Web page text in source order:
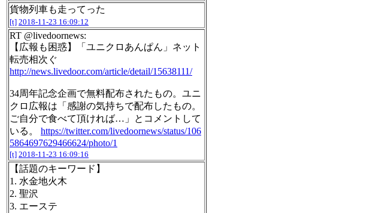
貨物列車も走ってった
[t] 2018-11-23 16:09:12
RT @livedoornews:
【広報も困惑】「ユニクロあんぱん」ネット
転売相次ぐ
http://news.livedoor.com/article/detail/15638111/
34周年記念企画で無料配布されたもの。ユニ
クロ広報は「感謝の気持ちで配布したもの。
ご自分で食べて頂ければ…」とコメントして
いる。 https://twitter.com/livedoornews/status/106
5864697629466624/photo/1
[t] 2018-11-23 16:09:16
【話題のキーワード】
1. 水金地火木
2. 聖沢
3. エーステ